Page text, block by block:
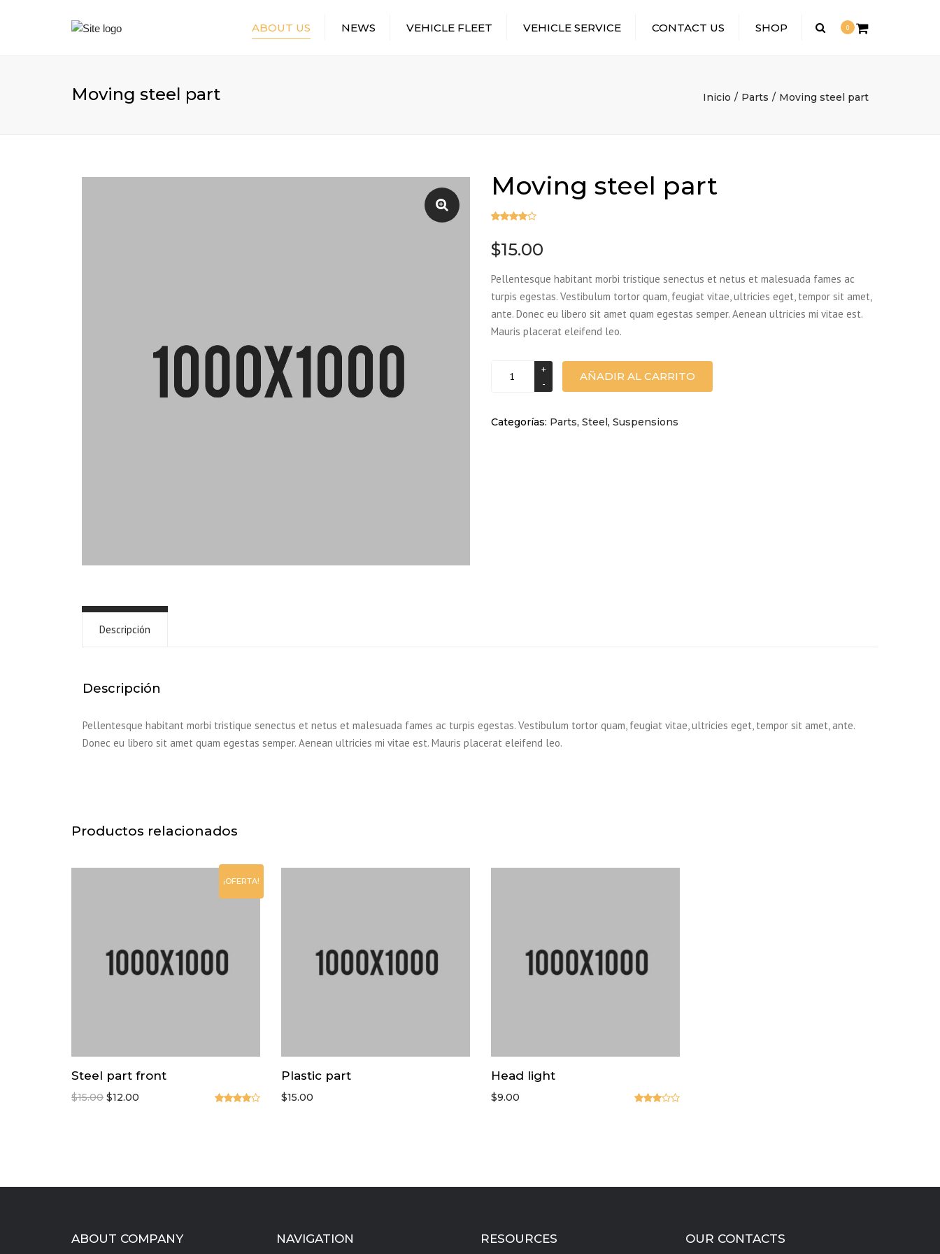
ABOUT US NEWS VEHICLE FLEET VEHICLE SERVICE CONTACT US SHOP Search
0
Moving steel part Inicio Parts Moving steel part
Moving steel part
4.00
sobre 5
en
puntuación
cliente
$15.00
Pellentesque habitant morbi tristique senectus et netus et malesuada fames ac
turpis egestas. Vestibulum tortor quam, feugiat vitae, ultricies eget, tempor sit amet,
ante. Donec eu libero sit amet quam egestas semper. Aenean ultricies mi vitae est.
Mauris placerat eleifend leo.
cantidad
AÑADIR AL CARRITO
Categorías: Parts, Steel , Suspensions
Descripción
Descripción
Pellentesque habitant morbi tristique senectus et netus et malesuada fames ac turpis egestas. Vestibulum tortor quam, feugiat vitae, ultricies eget, tempor sit amet, ante.
Donec eu libero sit amet quam egestas semper. Aenean ultricies mi vitae est. Mauris placerat eleifend leo.
Productos relacionados
¡OFERTA!
Steel part front
$15.00 Original
$12.00
Plastic part
$15.00
Head light
$9.00
ABOUT COMPANY NAVIGATION RESOURCES OUR CONTACTS